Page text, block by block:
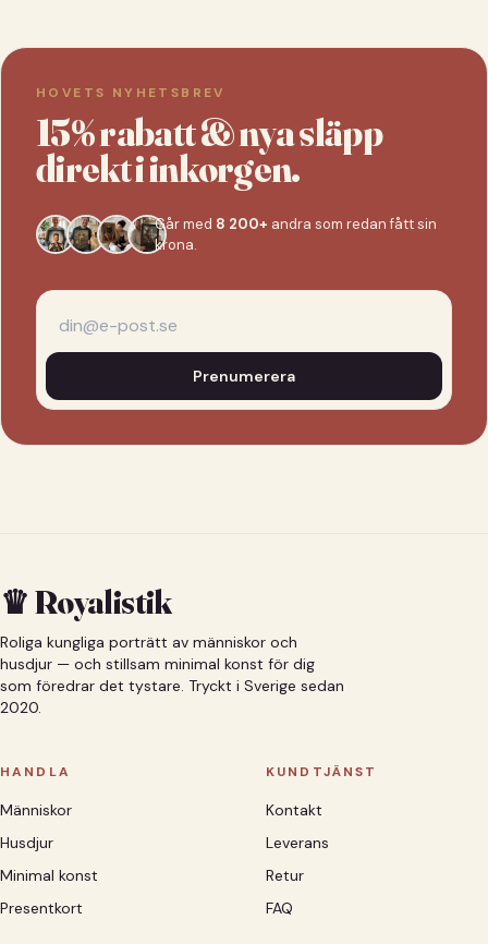
HOVETS NYHETSBREV
15% rabatt & nya släpp
direkt i inkorgen.
Går med 8 200+ andra som redan fått sin
krona.
Prenumerera
♛ Royalistik
Roliga kungliga porträtt av människor och
husdjur — och stillsam minimal konst för dig
som föredrar det tystare. Tryckt i Sverige sedan
2020.
HANDLA
Människor
Husdjur
Minimal konst
Presentkort
KUNDTJÄNST
Kontakt
Leverans
Retur
FAQ